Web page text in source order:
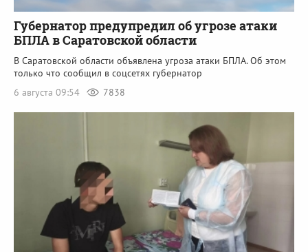
Губернатор предупредил об угрозе атаки
БПЛА в Саратовской области
В Саратовской области объявлена угроза атаки БПЛА. Об этом
только что сообщил в соцсетях губернатор
6 августа 09:54
7838